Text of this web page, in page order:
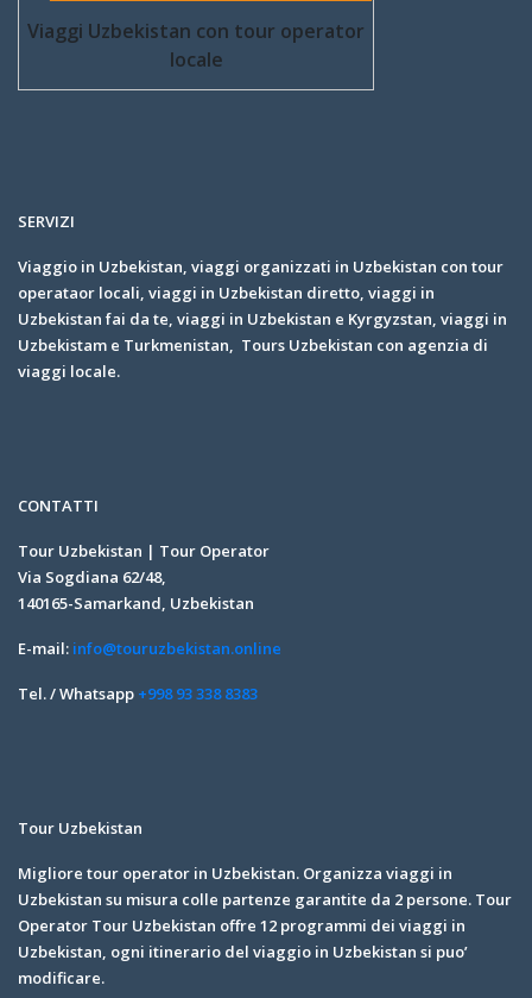
Viaggi Uzbekistan con tour operator
locale
SERVIZI
Viaggio in Uzbekistan, viaggi organizzati in Uzbekistan con tour
operataor locali, viaggi in Uzbekistan diretto, viaggi in
Uzbekistan fai da te, viaggi in Uzbekistan e Kyrgyzstan, viaggi in
Uzbekistam e Turkmenistan, Tours Uzbekistan con agenzia di
viaggi locale.
CONTATTI
Tour Uzbekistan | Tour Operator
Via Sogdiana 62/48,
140165-Samarkand, Uzbekistan
E-mail: info@touruzbekistan.online
Tel. / Whatsapp +998 93 338 8383
Tour Uzbekistan
Migliore tour operator in Uzbekistan. Organizza viaggi in
Uzbekistan su misura colle partenze garantite da 2 persone. Tour
Operator Tour Uzbekistan offre 12 programmi dei viaggi in
Uzbekistan, ogni itinerario del viaggio in Uzbekistan si puo’
modificare.